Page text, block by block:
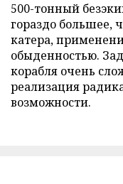
500-тонный
гораздо большее,
катера,
обыденностью.
корабля очень
реализация
возможности.